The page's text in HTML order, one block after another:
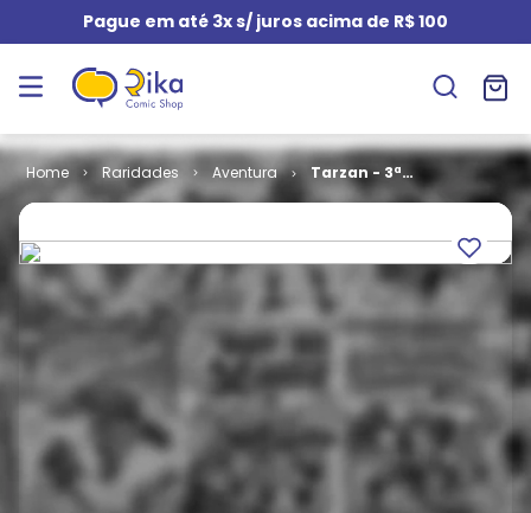
Pague em até 3x s/ juros acima de R$ 100
Raridades Aventura
Tarzan - 3ª
Série # 091